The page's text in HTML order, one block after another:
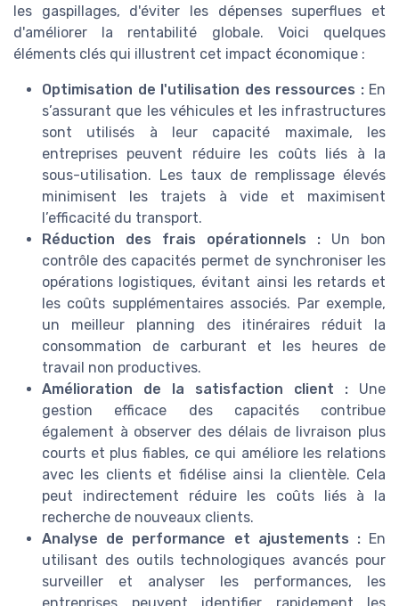
les gaspillages, d'éviter les dépenses superflues et
d'améliorer la rentabilité globale. Voici quelques
éléments clés qui illustrent cet impact économique :
Optimisation de l'utilisation des ressources :En
s’assurant que les véhicules et les infrastructures
sont utilisés à leur capacité maximale, les
entreprises peuvent réduire les coûts liés à la
sous-utilisation. Les taux de remplissage élevés
minimisent les trajets à vide et maximisent
l’efficacité du transport.
Réduction des frais opérationnels : Un bon
contrôle des capacités permet de synchroniser les
opérations logistiques, évitant ainsi les retards et
les coûts supplémentaires associés. Par exemple,
un meilleur planning des itinéraires réduit la
consommation de carburant et les heures de
travail non productives.
Amélioration de la satisfaction client : Une
gestion efficace des capacités contribue
également à observer des délais de livraison plus
courts et plus fiables, ce qui améliore les relations
avec les clients et fidélise ainsi la clientèle. Cela
peut indirectement réduire les coûts liés à la
recherche de nouveaux clients.
Analyse de performance et ajustements :En
utilisant des outils technologiques avancés pour
surveiller et analyser les performances, les